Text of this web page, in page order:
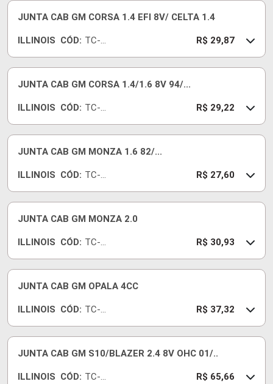
JUNTA CAB GM CORSA 1.4 EFI 8V/ CELTA 1.4
ILLINOIS CÓD: TC-
15
R$ 29,87
JUNTA CAB GM CORSA 1.4/1.6 8V 94/...
ILLINOIS CÓD: TC-
15
R$ 29,22
JUNTA CAB GM MONZA 1.6 82/...
ILLINOIS CÓD: TC-
15
R$ 27,60
JUNTA CAB GM MONZA 2.0
ILLINOIS CÓD: TC-
15
R$ 30,93
JUNTA CAB GM OPALA 4CC
ILLINOIS CÓD: TC-
15
R$ 37,32
JUNTA CAB GM S10/BLAZER 2.4 8V OHC 01/..
ILLINOIS CÓD: TC-
R$ 65,66